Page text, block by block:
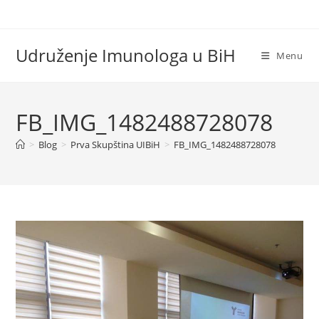
Udruženje Imunologa u BiH Menu
FB_IMG_1482488728078
> Blog > Prva Skupština UIBiH > FB_IMG_1482488728078